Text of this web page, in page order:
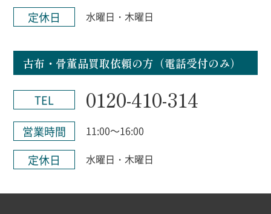
定休日 水曜日・木曜日
古布・骨董品買取依頼の方（電話受付のみ）
TEL 0120-410-314
営業時間 11:00～16:00
定休日 水曜日・木曜日